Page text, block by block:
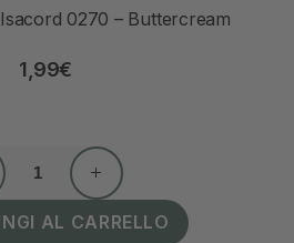
0270 – Buttercream
1,99€
AL CARRELLO